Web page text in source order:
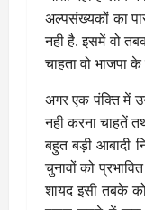
अल्पसंख्यकों का
नही है. इसमें वो
चाहता वो भाजपा
अगर एक पंक्ति में
नही करना चाहतें
बहुत बड़ी आबादी
चुनावों को
शायद इसी तबके